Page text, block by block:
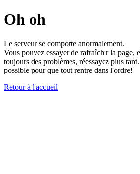
Oh oh
Le serveur se comporte anormalement.
Vous pouvez essayer de rafraîchir la page,
toujours des problèmes, réessayez plus
possible pour que tout rentre dans l'ordre!
Retour à l'accueil